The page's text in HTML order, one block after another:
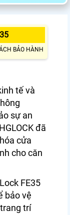
BẢO HÀNH
tế và
sự an
đã
cửa
cho căn
FE35
bảo vệ
trí